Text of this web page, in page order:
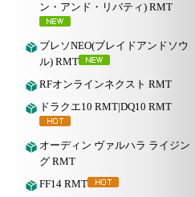
ン・アンド・リバティ) RMT
ブレソNEO(ブレイドアンドソウ
ル) RMT
RFオンラインネクスト RMT
ドラクエ10 RMT|DQ10 RMT
オーディン ヴァルハラ ライジン
グ RMT
FF14 RMT